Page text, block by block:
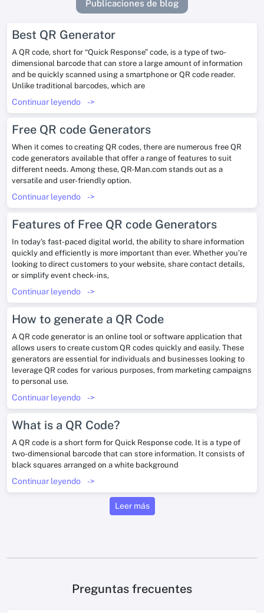
Publicaciones de blog
Best QR Generator
A QR code, short for “Quick Response” code, is a type of two-
dimensional barcode that can store a large amount of information
and be quickly scanned using a smartphone or QR code reader.
Unlike traditional barcodes, which are
Continuar leyendo ->
Free QR code Generators
When it comes to creating QR codes, there are numerous free QR
code generators available that offer a range of features to suit
different needs. Among these, QR-Man.com stands out as a
versatile and user-friendly option.
Continuar leyendo ->
Features of Free QR code Generators
In today’s fast-paced digital world, the ability to share information
quickly and efficiently is more important than ever. Whether you’re
looking to direct customers to your website, share contact details,
or simplify event check-ins,
Continuar leyendo ->
How to generate a QR Code
A QR code generator is an online tool or software application that
allows users to create custom QR codes quickly and easily. These
generators are essential for individuals and businesses looking to
leverage QR codes for various purposes, from marketing campaigns
to personal use.
Continuar leyendo ->
What is a QR Code?
A QR code is a short form for Quick Response code. It is a type of
two-dimensional barcode that can store information. It consists of
black squares arranged on a white background
Continuar leyendo ->
Leer más
Preguntas frecuentes